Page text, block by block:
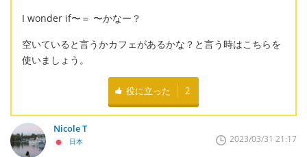
I wonder if〜＝ 〜かなー？
空いていると言うかカフェがあるかな？と言う時はこちらを
使いましょう。
役に立った 2
Nicole T
日本 2023/03/31 21:17